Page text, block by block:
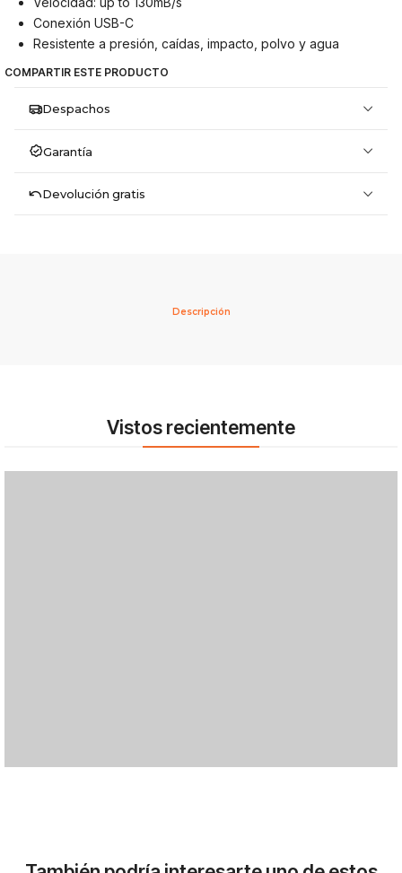
Conexión USB-C
Resistente a presión, caídas, impacto, polvo y agua
COMPARTIR ESTE PRODUCTO
Despachos
Garantía
Devolución gratis
Descripción
Vistos recientemente